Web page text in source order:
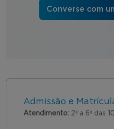
Converse com
Admissão e
Atendimento: 2ª a 6ª das